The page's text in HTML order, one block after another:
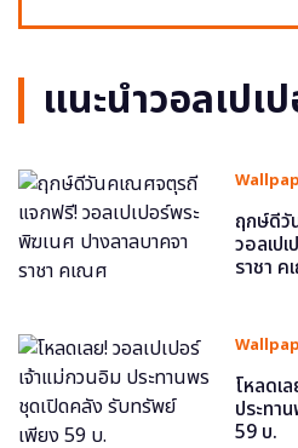
แนะนำวอลเปเ
ฤกษ์ดีวั
วอลเป
ราชา
โหลดเ
ประทา
59 บ.